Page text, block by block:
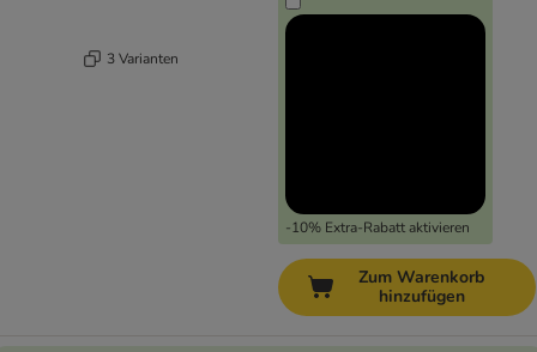
3 Varianten
-10% Extra-Rabatt aktivieren
Zum Warenkorb
hinzufügen